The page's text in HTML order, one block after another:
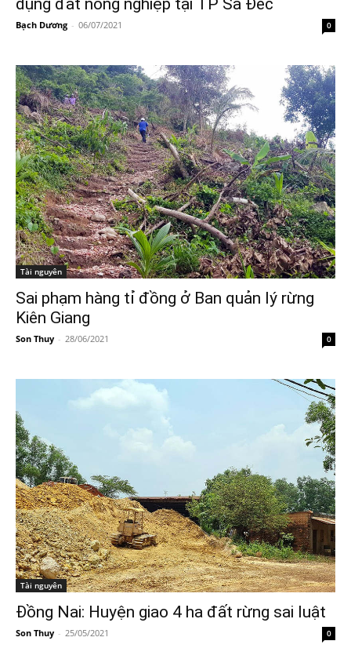
dụng đất nông nghiệp tại TP Sa Đéc
Bạch Dương - 06/07/2021 0
Tài nguyên
Sai phạm hàng tỉ đồng ở Ban quản lý rừng
Kiên Giang
Son Thuy - 28/06/2021 0
Tài nguyên
Đồng Nai: Huyện giao 4 ha đất rừng sai luật
Son Thuy - 25/05/2021 0